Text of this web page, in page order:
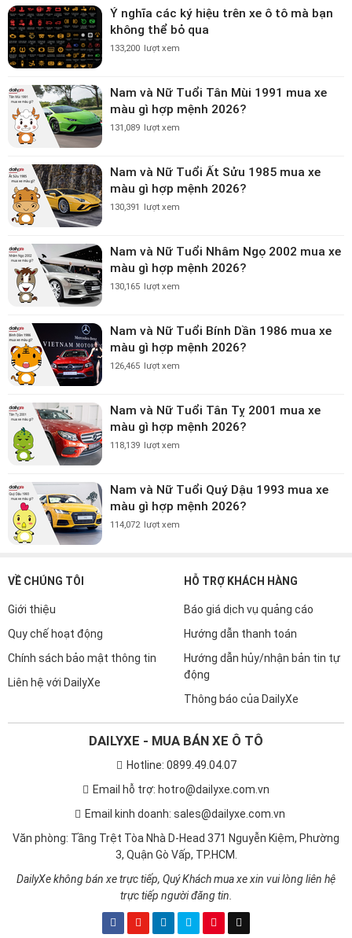
Ý nghĩa các ký hiệu trên xe ô tô mà bạn
không thể bỏ qua
133,200 lượt xem
Nam và Nữ Tuổi Tân Mùi 1991 mua xe
màu gì hợp mệnh 2026?
131,089 lượt xem
Nam và Nữ Tuổi Ất Sửu 1985 mua xe
màu gì hợp mệnh 2026?
130,391 lượt xem
Nam và Nữ Tuổi Nhâm Ngọ 2002 mua xe
màu gì hợp mệnh 2026?
130,165 lượt xem
Nam và Nữ Tuổi Bính Dần 1986 mua xe
màu gì hợp mệnh 2026?
126,465 lượt xem
Nam và Nữ Tuổi Tân Tỵ 2001 mua xe
màu gì hợp mệnh 2026?
118,139 lượt xem
Nam và Nữ Tuổi Quý Dậu 1993 mua xe
màu gì hợp mệnh 2026?
114,072 lượt xem
VỀ CHÚNG TÔI
Giới thiệu
Quy chế hoạt động
Chính sách bảo mật thông tin
Liên hệ với DailyXe
HỖ TRỢ KHÁCH HÀNG
Báo giá dịch vụ quảng cáo
Hướng dẫn thanh toán
Hướng dẫn hủy/nhận bản tin tự
động
Thông báo của DailyXe
DAILYXE - MUA BÁN XE Ô TÔ
Hotline: 0899.49.04.07
Email hỗ trợ: hotro@dailyxe.com.vn
Email kinh doanh: sales@dailyxe.com.vn
Văn phòng: Tầng Trệt Tòa Nhà D-Head 371 Nguyễn Kiệm, Phường
3, Quận Gò Vấp, TP.HCM.
DailyXe không bán xe trực tiếp, Quý Khách mua xe xin vui lòng liên hệ
trực tiếp người đăng tin.